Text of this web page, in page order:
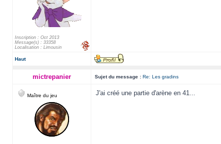
Inscription : Oct 2013
Message(s) : 33358
Localisation : Limousin
Haut
mictrepanier Sujet du message : Re: Les gradins
Maître du jeu J'ai créé une partie d'arène en 41...